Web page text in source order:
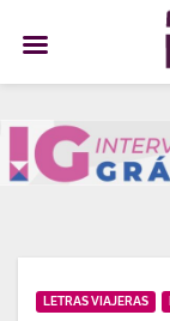
contenido
LETRAS VIAJERAS